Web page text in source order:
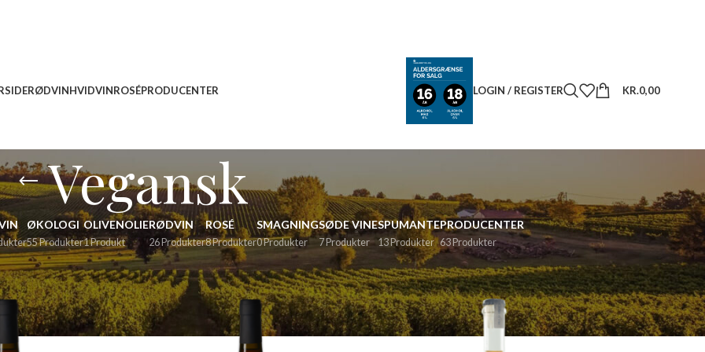
RØDVINHVIDVINROSÉPRODUCENTER LOGIN / REGISTER KR.0,00
Vegansk
ØKOLOGI
55 Produkter
OLIVENOLIE
1 Produkt
RØDVIN
26 Produkter
ROSÉ
8 Produkter
SMAGNING
0 Produkter
SØDE VINE
7 Produkter
SPUMANTE
13 Produkter
PRODUCENTER
63 Produkter
“Vegansk” 9 12 24